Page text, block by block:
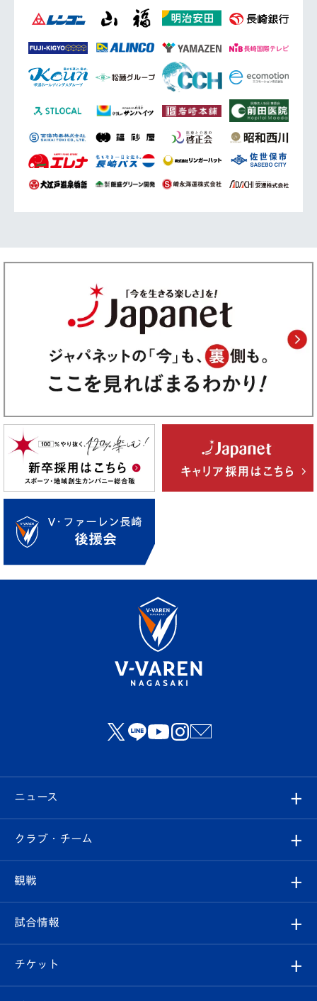
ニュース
すべて
クラブ
試合情報
クラブ・チーム
クラブ概要
エンブレム紹介
観戦
観戦ルール
はじめての観戦ガイド
試合情報
試合日程/結果
チケット